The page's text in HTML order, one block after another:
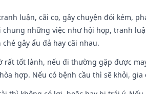
luận, cãi cọ, gây chuyện đói kém,
những việc như hội họp, tranh
gây ẩu đả hay cãi nhau.
rất tốt lành, nếu đi thường gặp được
hợp. Nếu có bệnh cầu thì sẽ khỏi,